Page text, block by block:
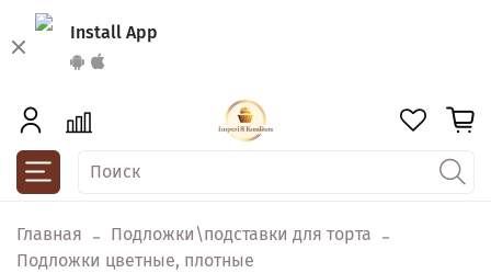
Install App
Главная
Подложки\подставки для торта
Подложки цветные, плотные